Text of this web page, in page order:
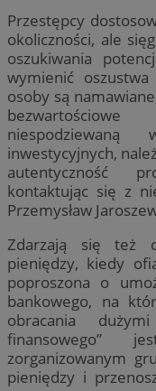
Przestępcy
okoliczności, ale
oszukiwania
wymienić
osoby są
niespodziewaną
inwestycyjnych,
autentyczność
kontaktując się z
Przemysław
Zdarzają się też
pieniędzy, kiedy
poproszona o
bankowego, na
obracania
finansowego”
zorganizowanym
pieniędzy i